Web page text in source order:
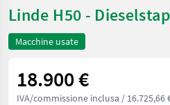
Linde H50 -
Macchine usate
18.900 €
IVA/commissione inclusa / 16.725,66